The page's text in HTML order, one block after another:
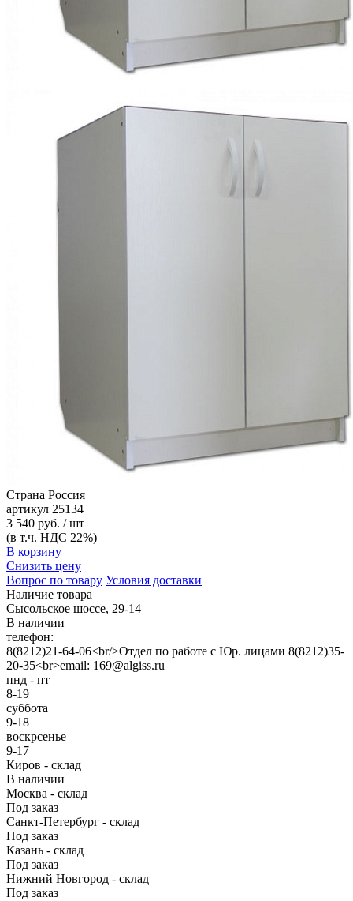
Страна Россия
артикул 25134
3 540 руб. / шт
(в т.ч. НДС 22%)
В корзину
Снизить цену
Вопрос по товару Условия доставки
Наличие товара
Сысольское шоссе, 29-14
В наличии
телефон:
8(8212)21-64-06<br/>Отдел по работе с Юр. лицами 8(8212)35-
20-35<br>email: 169@algiss.ru
пнд - пт
8-19
суббота
9-18
воскрсенье
9-17
Киров - склад
В наличии
Москва - склад
Под заказ
Санкт-Петербург - склад
Под заказ
Казань - склад
Под заказ
Нижний Новгород - склад
Под заказ